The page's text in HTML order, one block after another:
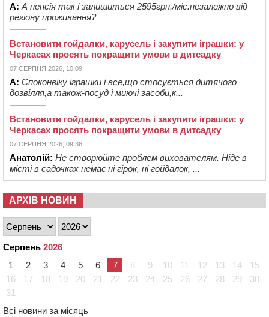
А: А пенсія так і залишиться 2595грн./міс.незалежно від
регіону проживання?
Встановити гойдалки, карусель і закупити іграшки: у
Черкасах просять покращити умови в дитсадку
07 СЕРПНЯ 2026, 10:09
А: Споконвіку іграшки і все,що стосується дитячого
дозвілля,а також-посуд і миючі засоби,к...
Встановити гойдалки, карусель і закупити іграшки: у
Черкасах просять покращити умови в дитсадку
07 СЕРПНЯ 2026, 09:36
Анатолій: Не створюйте проблем вихователям. Ніде в
місті в садочках немає ні гірок, ні гойдалок, ...
АРХІВ НОВИН
Серпень 2026
1
2 3 4 5 6 7 8 9 10 11 12 13 14
15
16
17 18 19 20 21 22 23 24 25 26 27 28 29
30
31
Всі новини за місяць